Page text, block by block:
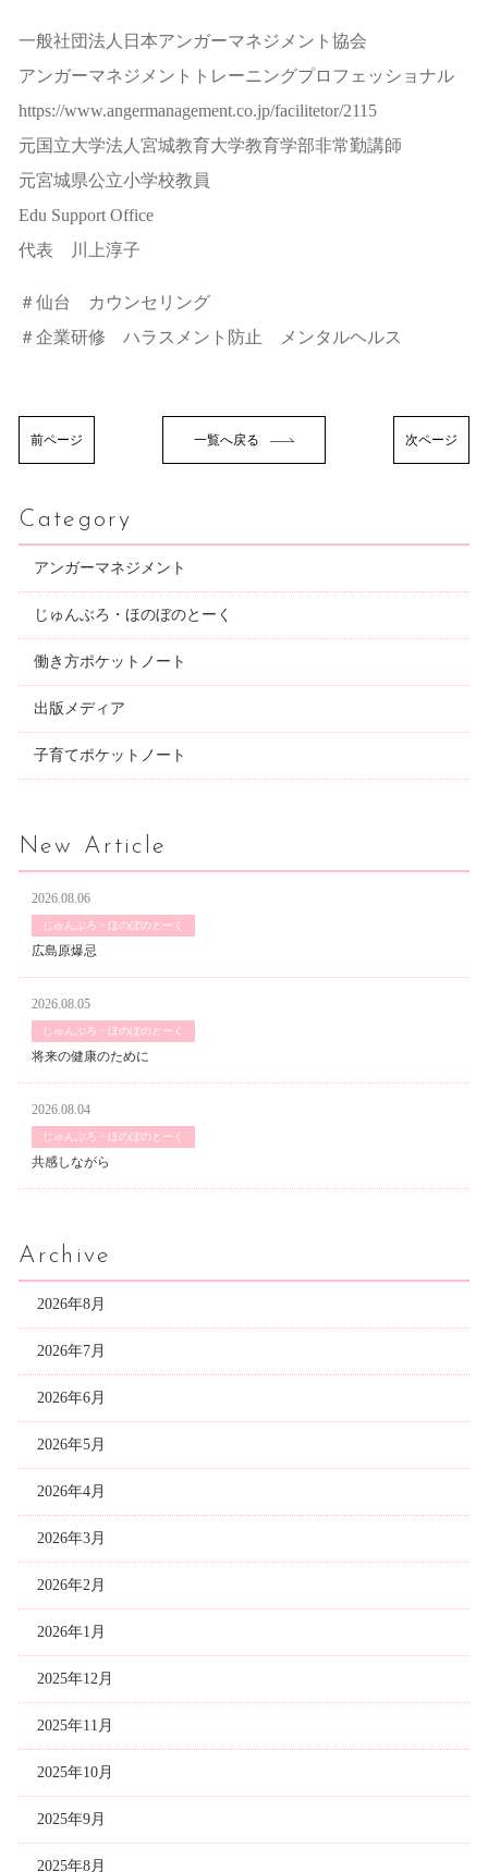
一般社団法人日本アンガーマネジメント協会
アンガーマネジメントトレーニングプロフェッショナル
https://www.angermanagement.co.jp/facilitetor/2115
元国立大学法人宮城教育大学教育学部非常勤講師
元宮城県公立小学校教員
Edu Support Office
代表 川上淳子
＃仙台 カウンセリング
＃企業研修 ハラスメント防止 メンタルヘルス
前ページ 一覧へ戻る 次ページ
Category
アンガーマネジメント
じゅんぶろ・ほのぼのとーく
働き方ポケットノート
出版メディア
子育てポケットノート
New Article
2026.08.06
じゅんぶろ・ほのぼのとーく
広島原爆忌
2026.08.05
じゅんぶろ・ほのぼのとーく
将来の健康のために
2026.08.04
じゅんぶろ・ほのぼのとーく
共感しながら
Archive
2026年8月
2026年7月
2026年6月
2026年5月
2026年4月
2026年3月
2026年2月
2026年1月
2025年12月
2025年11月
2025年10月
2025年9月
2025年8月